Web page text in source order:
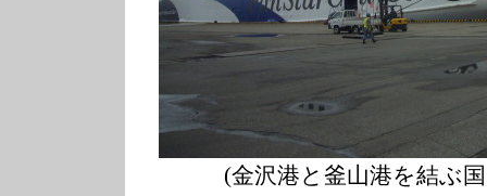
(金沢港と釜山港を結ぶ国